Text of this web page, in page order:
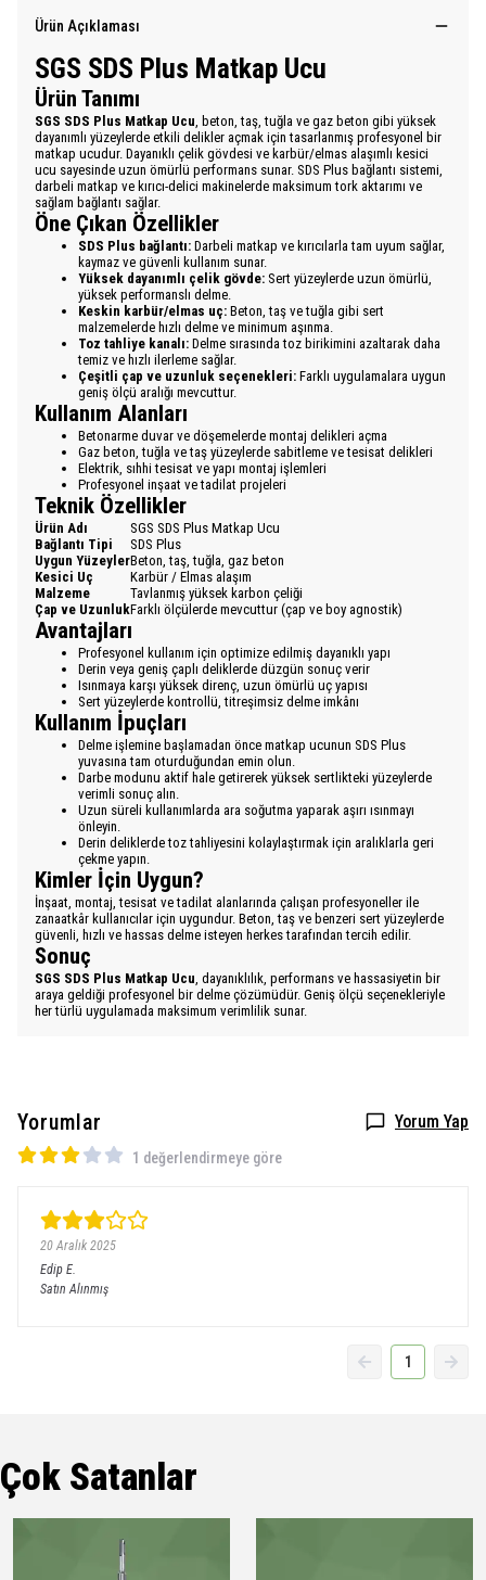
Ürün Açıklaması
SGS SDS Plus Matkap Ucu
Ürün Tanımı
SGS SDS Plus Matkap Ucu, beton, taş, tuğla ve gaz beton gibi yüksek
dayanımlı yüzeylerde etkili delikler açmak için tasarlanmış profesyonel bir
matkap ucudur. Dayanıklı çelik gövdesi ve karbür/elmas alaşımlı kesici
ucu sayesinde uzun ömürlü performans sunar. SDS Plus bağlantı sistemi,
darbeli matkap ve kırıcı-delici makinelerde maksimum tork aktarımı ve
sağlam bağlantı sağlar.
Öne Çıkan Özellikler
SDS Plus bağlantı: Darbeli matkap ve kırıcılarla tam uyum sağlar,
kaymaz ve güvenli kullanım sunar.
Yüksek dayanımlı çelik gövde: Sert yüzeylerde uzun ömürlü,
yüksek performanslı delme.
Keskin karbür/elmas uç: Beton, taş ve tuğla gibi sert
malzemelerde hızlı delme ve minimum aşınma.
Toz tahliye kanalı: Delme sırasında toz birikimini azaltarak daha
temiz ve hızlı ilerleme sağlar.
Çeşitli çap ve uzunluk seçenekleri: Farklı uygulamalara uygun
geniş ölçü aralığı mevcuttur.
Kullanım Alanları
Betonarme duvar ve döşemelerde montaj delikleri açma
Gaz beton, tuğla ve taş yüzeylerde sabitleme ve tesisat delikleri
Elektrik, sıhhi tesisat ve yapı montaj işlemleri
Profesyonel inşaat ve tadilat projeleri
Teknik Özellikler
Ürün Adı
SGS SDS Plus Matkap Ucu
Bağlantı Tipi
SDS Plus
Uygun YüzeylerBeton, taş, tuğla, gaz beton
Kesici Uç
Karbür / Elmas alaşım
Malzeme
Tavlanmış yüksek karbon çeliği
Çap ve UzunlukFarklı ölçülerde mevcuttur (çap ve boy agnostik)
Avantajları
Profesyonel kullanım için optimize edilmiş dayanıklı yapı
Derin veya geniş çaplı deliklerde düzgün sonuç verir
Isınmaya karşı yüksek direnç, uzun ömürlü uç yapısı
Sert yüzeylerde kontrollü, titreşimsiz delme imkânı
Kullanım İpuçları
Delme işlemine başlamadan önce matkap ucunun SDS Plus
yuvasına tam oturduğundan emin olun.
Darbe modunu aktif hale getirerek yüksek sertlikteki yüzeylerde
verimli sonuç alın.
Uzun süreli kullanımlarda ara soğutma yaparak aşırı ısınmayı
önleyin.
Derin deliklerde toz tahliyesini kolaylaştırmak için aralıklarla geri
çekme yapın.
Kimler İçin Uygun?
İnşaat, montaj, tesisat ve tadilat alanlarında çalışan profesyoneller ile
zanaatkâr kullanıcılar için uygundur. Beton, taş ve benzeri sert yüzeylerde
güvenli, hızlı ve hassas delme isteyen herkes tarafından tercih edilir.
Sonuç
SGS SDS Plus Matkap Ucu, dayanıklılık, performans ve hassasiyetin bir
araya geldiği profesyonel bir delme çözümüdür. Geniş ölçü seçenekleriyle
her türlü uygulamada maksimum verimlilik sunar.
Yorumlar Yorum Yap
1 değerlendirmeye göre
20 Aralık 2025
Edip E.
Satın Alınmış
1
Çok Satanlar